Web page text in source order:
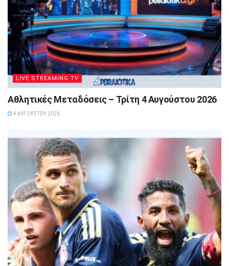
LIVE STREAMING TV
Αθλητικές Μεταδόσεις – Τρίτη 4 Αυγούστου 2026
4 ΑΥΓΟΎΣΤΟΥ, 2026